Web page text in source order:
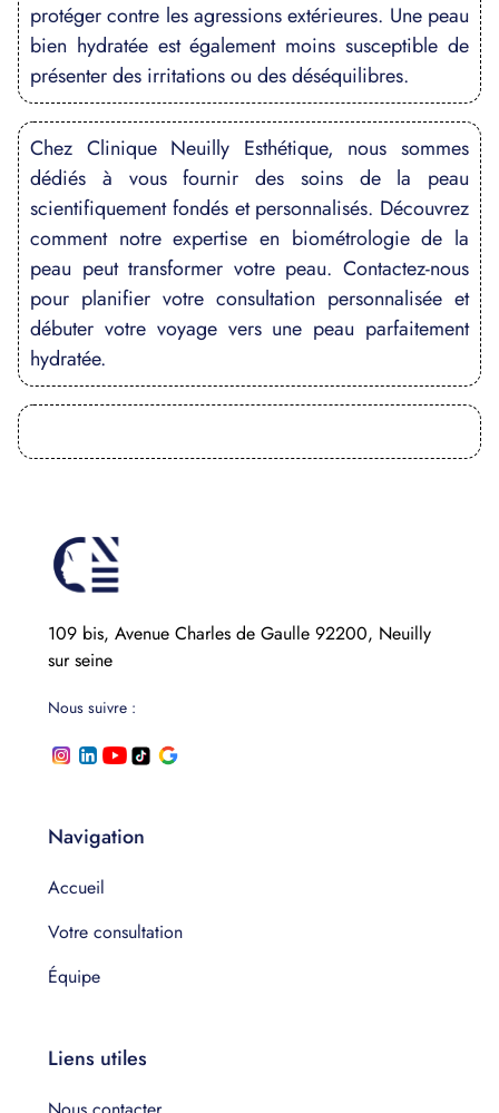
protéger contre les agressions extérieures. Une peau
bien hydratée est également moins susceptible de
présenter des irritations ou des déséquilibres.
Chez Clinique Neuilly Esthétique, nous sommes
dédiés à vous fournir des soins de la peau
scientifiquement fondés et personnalisés. Découvrez
comment notre expertise en biométrologie de la
peau peut transformer votre peau. Contactez-nous
pour planifier votre consultation personnalisée et
débuter votre voyage vers une peau parfaitement
hydratée.
109 bis, Avenue Charles de Gaulle 92200, Neuilly
sur seine
Nous suivre :
Navigation
Accueil
Votre consultation
Équipe
Liens utiles